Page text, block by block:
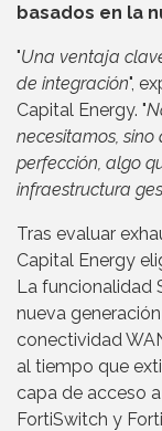
basados en la
"Una ventaja
de integración",
Capital Energy. "
necesitamos,
perfección, algo
infraestructura
Tras evaluar
Capital Energy
La funcionalidad
nueva
conectividad
al tiempo que
capa de acceso
FortiSwitch y